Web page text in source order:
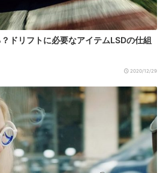
ドリフトに必要なアイテムLSDの仕組
2020/12/29